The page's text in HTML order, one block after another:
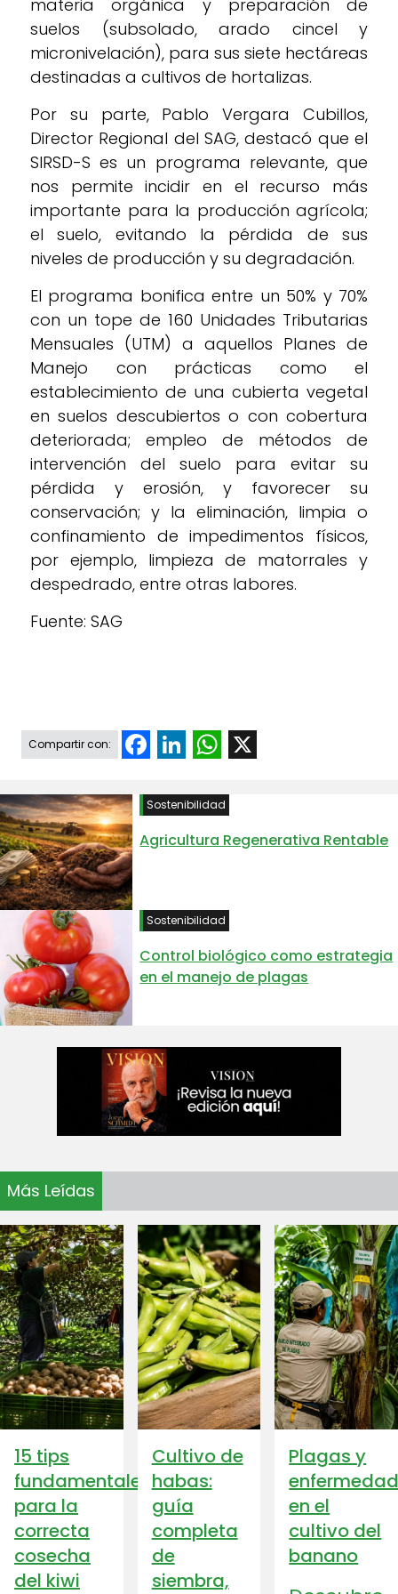
materia orgánica y preparación de
suelos (subsolado, arado cincel y
micronivelación), para sus siete hectáreas
destinadas a cultivos de hortalizas.
Por su parte, Pablo Vergara Cubillos,
Director Regional del SAG, destacó que el
SIRSD-S es un programa relevante, que
nos permite incidir en el recurso más
importante para la producción agrícola;
el suelo, evitando la pérdida de sus
niveles de producción y su degradación.
El programa bonifica entre un 50% y 70%
con un tope de 160 Unidades Tributarias
Mensuales (UTM) a aquellos Planes de
Manejo con prácticas como el
establecimiento de una cubierta vegetal
en suelos descubiertos o con cobertura
deteriorada; empleo de métodos de
intervención del suelo para evitar su
pérdida y erosión, y favorecer su
conservación; y la eliminación, limpia o
confinamiento de impedimentos físicos,
por ejemplo, limpieza de matorrales y
despedrado, entre otras labores.
Fuente: SAG
Compartir con: FacebookLinkedInWhatsApp
Sostenibilidad
Agricultura Regenerativa Rentable
Sostenibilidad
Control biológico como estrategia
en el manejo de plagas
Más Leídas
15 tips
fundamentales
para la
correcta
cosecha
del kiwi
Cultivo de
habas:
guía
completa
de
siembra,
Plagas y
en el
cultivo del
banano